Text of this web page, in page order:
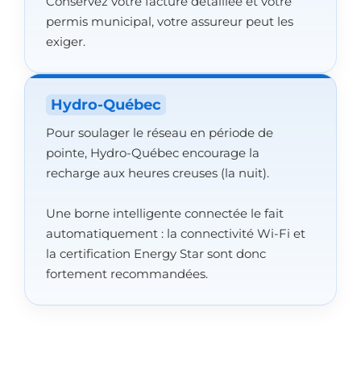
permis municipal, votre assureur peut les
exiger.
Hydro-Québec
Pour soulager le réseau en période de
pointe, Hydro-Québec encourage la
recharge aux heures creuses (la nuit).
Une borne intelligente connectée le fait
automatiquement : la connectivité Wi-Fi et
la certification Energy Star sont donc
fortement recommandées.